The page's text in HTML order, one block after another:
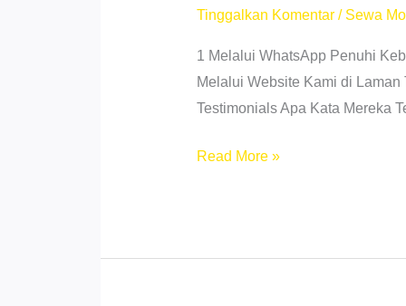
No
Tinggalkan Komentar / Sewa
1 Melalui WhatsApp Penuhi
Melalui Website Kami di
Testimonials Apa Kata Mereka
Sewa
Medan
Read More »